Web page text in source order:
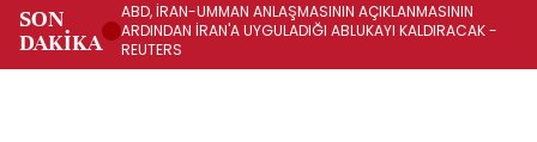
SON
DAKİKA
ABD, İRAN-UMMAN ANLAŞMASININ AÇIKLANMASININ
ARDINDAN İRAN'A UYGULADIĞI ABLUKAYI KALDIRACAK -
REUTERS